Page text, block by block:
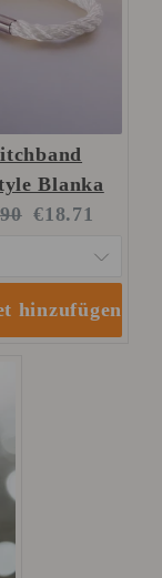
Blanka
Current
€18.71
hinzufügen